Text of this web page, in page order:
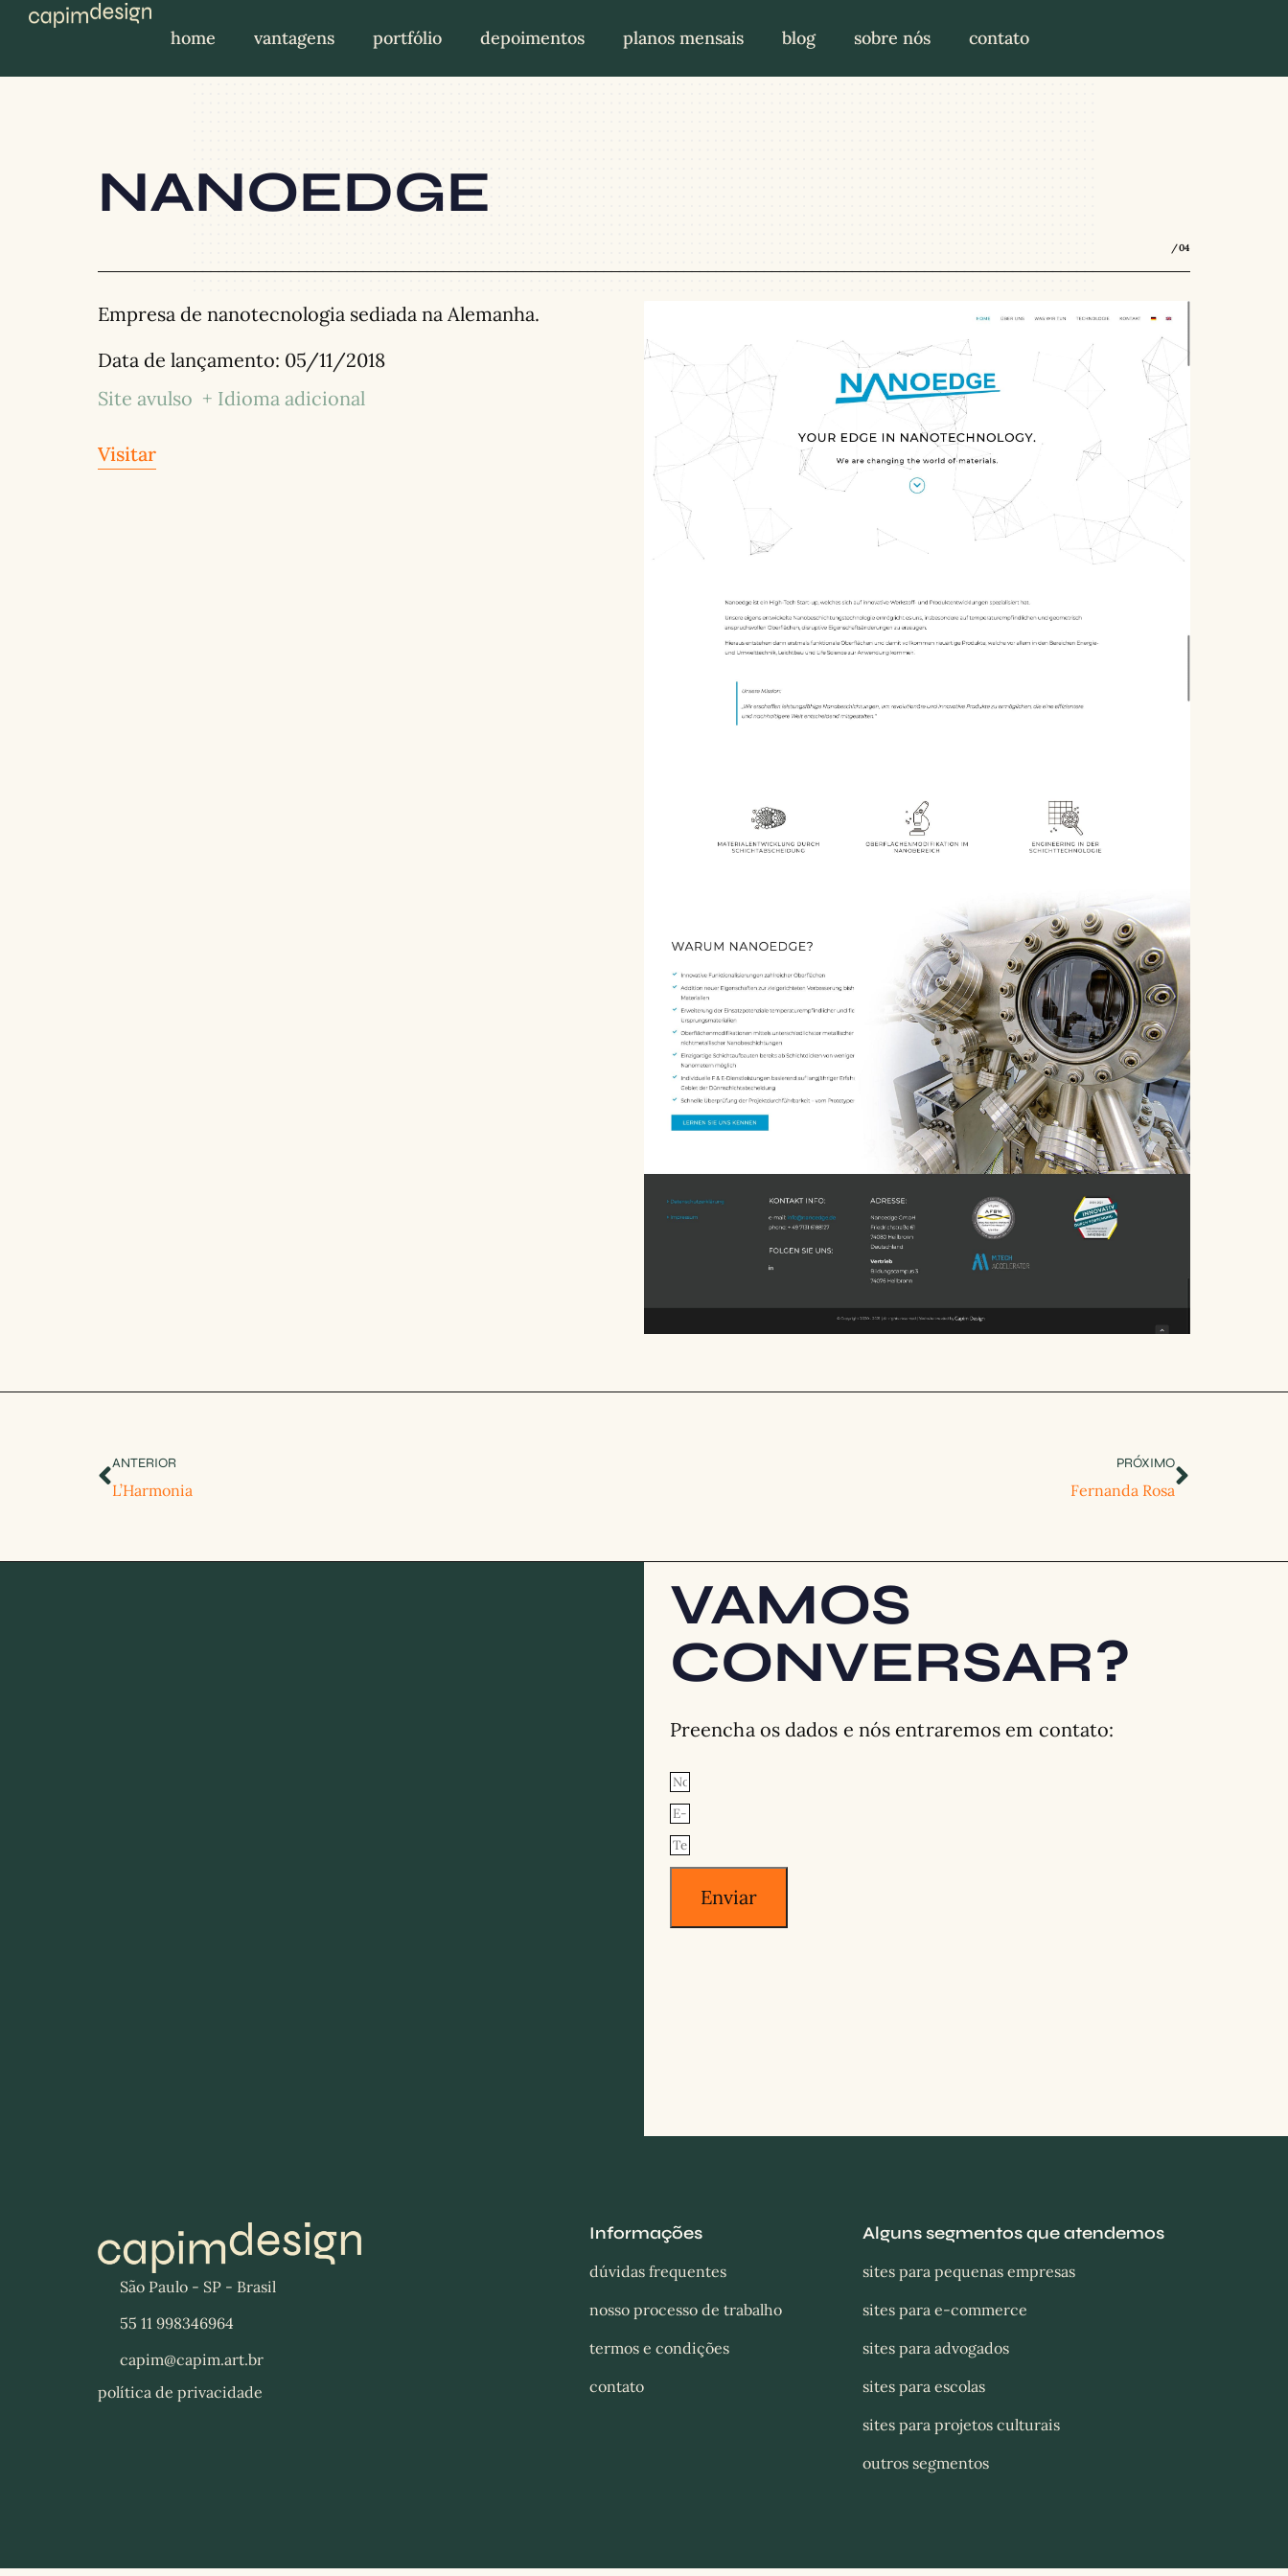
home vantagens portfólio depoimentos planos mensais blog sobre nós contato
NANOEDGE
/04
Empresa de nanotecnologia sediada na Alemanha.
Data de lançamento: 05/11/2018
Site avulso + Idioma adicional
Visitar
ANTERIOR
L’Harmonia
PRÓXIMO
Fernanda Rosa
VAMOS
CONVERSAR?
Preencha os dados e nós entraremos em contato:
Enviar
São Paulo - SP - Brasil
55 11 998346964
capim@capim.art.br
política de privacidade
Informações
dúvidas frequentes
nosso processo de trabalho
termos e condições
contato
Alguns segmentos que atendemos
sites para pequenas empresas
sites para e-commerce
sites para advogados
sites para escolas
sites para projetos culturais
outros segmentos